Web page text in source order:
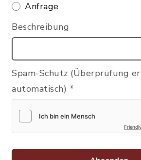
Anfrage
Beschreibung
Spam-Schutz (Überprüfung
automatisch) *